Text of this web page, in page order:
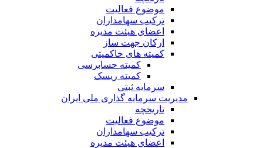
موضوع فعالیت
ترکیب سهامداران
اعضای هیئت مدیره
ارکان جهت ساز
کمیته های حاکمیتی
کمیته حسابرسی
کمیته ریسک
سرمایه ثبتی
مدیریت سرمایه گذاری ملی ایران
تاریخچه
موضوع فعالیت
ترکیب سهامداران
اعضای هیئت مدیره